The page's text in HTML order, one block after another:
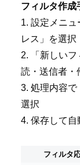
フィルタ作成
1. 設定メニ
レス」を選択
2. 「新しい
読・送信者・
3. 処理内容
選択
4. 保存して自
フィルタ